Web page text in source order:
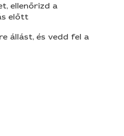
ellenőrizd a
előtt
állást, és vedd fel a